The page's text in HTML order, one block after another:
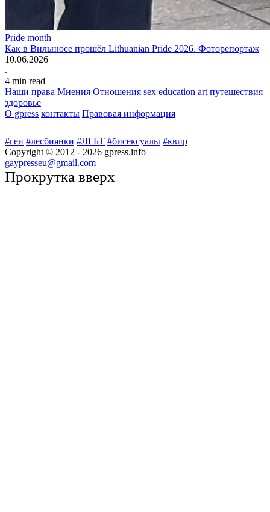
Pride month
Как в Вильнюсе прошёл Lithuanian Pride 2026. Фоторепортаж
10.06.2026
.
4 min read
Наши права Мнения Отношения sex education art путешествия
здоровье
О gpress контакты Правовая информация
#геи #лесбиянки #ЛГБТ #бисексуалы #квир
Copyright © 2012 - 2026 gpress.info
gaypresseu@gmail.com
Прокрутка вверх